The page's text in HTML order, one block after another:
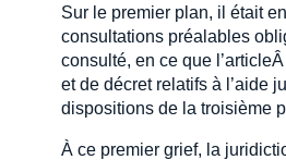
Sur le premier plan, il était
consultations préalables
consulté, en ce que
et de décret relatifs à l’aide
dispositions de la troisième
À ce premier grief, la